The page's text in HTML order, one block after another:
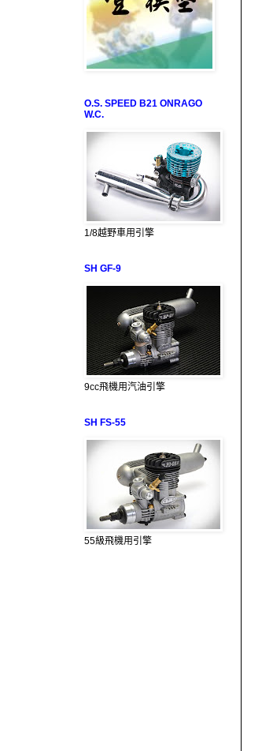
O.S. SPEED B21 ONRAGO
W.C.
1/8越野車用引擎
SH GF-9
9cc飛機用汽油引擎
SH FS-55
55級飛機用引擎